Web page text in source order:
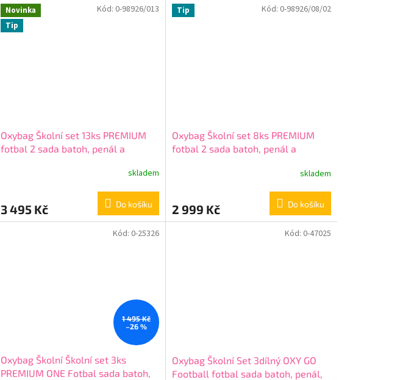
Novinka
Tip
Oxybag Školní set 13ks PREMIUM
fotbal 2 sada batoh, penál a
skladem
3 495 Kč Do košíku
Kód: 0-98926/013 Tip
Oxybag Školní set 8ks PREMIUM
fotbal 2 sada batoh, penál a
skladem
2 999 Kč Do košíku
Kód: 0-98926/08/02
1 495 Kč
–26 %
Oxybag Školní Školní set 3ks
PREMIUM ONE Fotbal sada batoh,
Kód: 0-25326
Oxybag Školní Set 3dílný OXY GO
Football fotbal sada batoh, penál,
Kód: 0-47025